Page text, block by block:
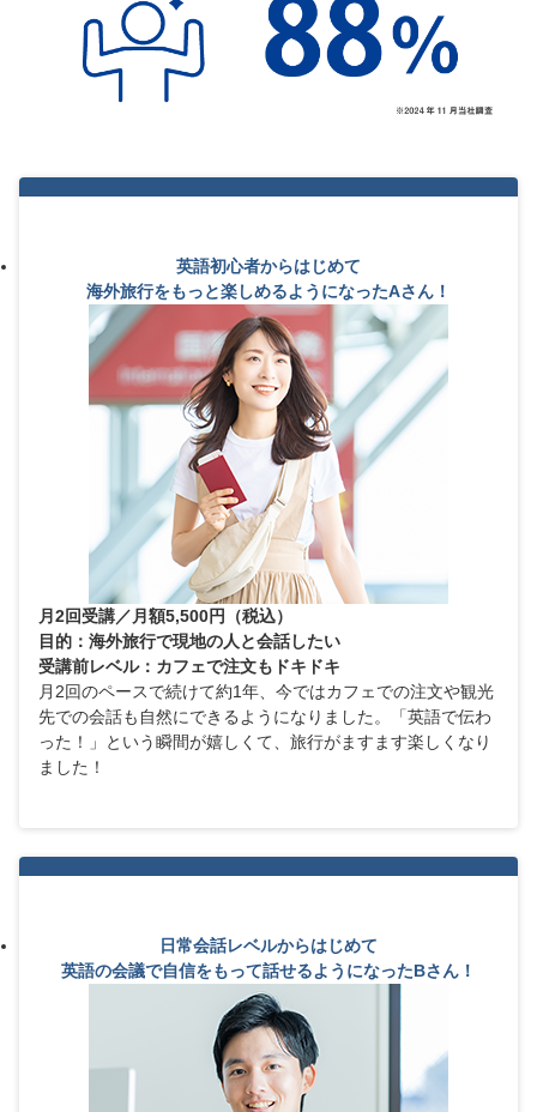
英語初心者からはじめて
海外旅行をもっと楽しめるようになったAさん！
月2回受講／月額5,500円（税込）
目的：海外旅行で現地の人と会話したい
受講前レベル：カフェで注文もドキドキ
月2回のペースで続けて約1年、今ではカフェでの注文や観光
先での会話も自然にできるようになりました。「英語で伝わ
った！」という瞬間が嬉しくて、旅行がますます楽しくなり
ました！
日常会話レベルからはじめて
英語の会議で自信をもって話せるようになったBさん！